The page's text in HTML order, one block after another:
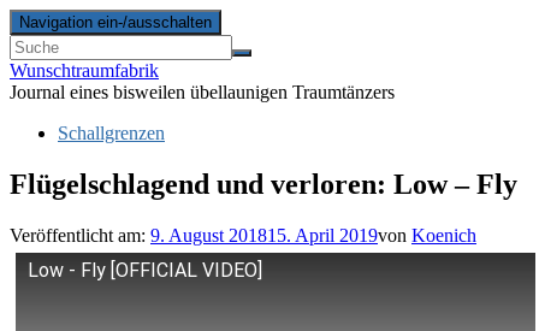
Navigation ein-/ausschalten
Wunschtraumfabrik
Journal eines bisweilen übellaunigen Traumtänzers
Schallgrenzen
Flügelschlagend und verloren: Low – Fly
Veröffentlicht am: 9. August 201815. April 2019von Koenich
Low - Fly [OFFICIAL VIDEO]